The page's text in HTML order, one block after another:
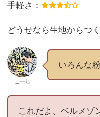
手軽さ：
どうせなら生地からつ
こーじ
いろんな
これだよ、ベルメゾ